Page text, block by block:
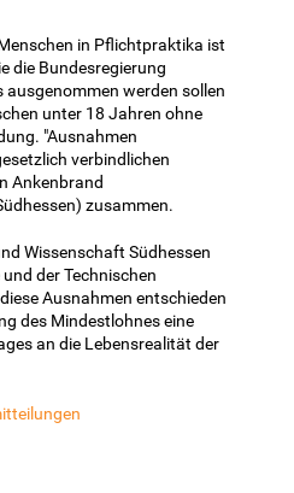
in Pflichtpraktika ist
die Bundesregierung
ausgenommen werden sollen
unter 18 Jahren ohne
"Ausnahmen
verbindlichen
Ankenbrand
zusammen.
Wissenschaft Südhessen
der Technischen
Ausnahmen entschieden
des Mindestlohnes eine
an die Lebensrealität der